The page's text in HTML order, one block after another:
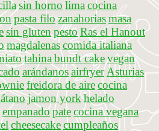
sin horno lima cocina
pasta filozanahoriasmasa
sin gluten pesto Ras el Hanout
magdalenascomida italiana
tahinabundt cakevegan
arándanosairfryer Asturias
freidora de airecocina
jamon yorkhelado
empanadopatecocina vegana
cheesecakecumpleaños